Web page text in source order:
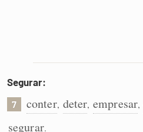
Segurar:
7 conter, deter, empresar,
segurar.